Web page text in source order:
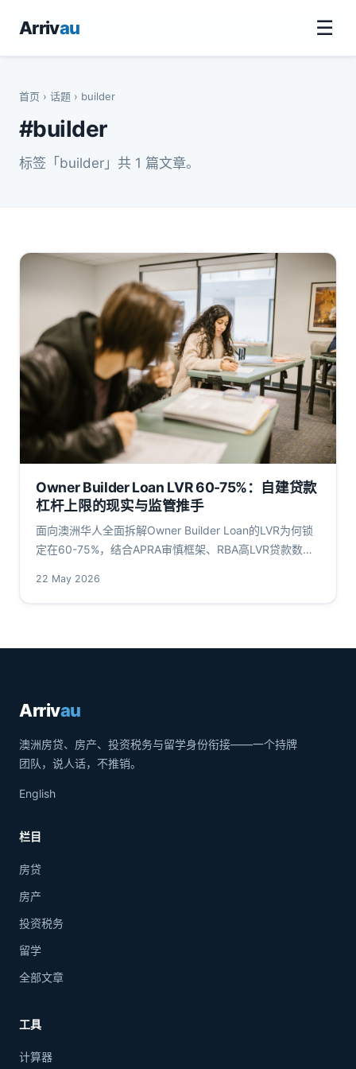
Arrivau ☰
首页 › 话题 › builder
#builder
标签「builder」共 1 篇文章。
Owner Builder Loan LVR 60-75%：自建贷款
杠杆上限的现实与监管推手
面向澳洲华人全面拆解Owner Builder Loan的LVR为何锁
定在60-75%，结合APRA审慎框架、RBA高LVR贷款数据
支缓冲。
22 May 2026
Arrivau
澳洲房贷、房产、投资税务与留学身份衔接——一个持牌
团队，说人话，不推销。
English
栏目
房贷
房产
投资税务
留学
全部文章
工具
计算器